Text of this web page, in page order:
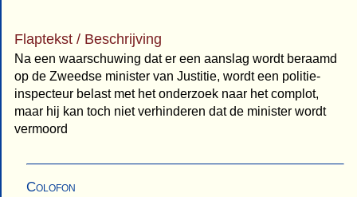
Flaptekst / Beschrijving
Na een waarschuwing dat er een aanslag wordt beraamd
op de Zweedse minister van Justitie, wordt een politie-
inspecteur belast met het onderzoek naar het complot,
maar hij kan toch niet verhinderen dat de minister wordt
vermoord
Colofon